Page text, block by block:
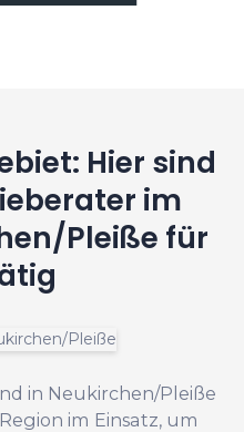
Hier sind
im
Pleiße für
in Neukirchen/Pleiße
im Einsatz, um